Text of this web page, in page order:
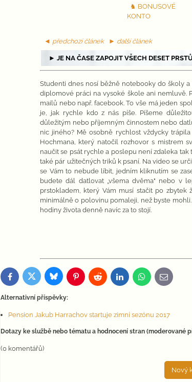
♞ BONUSOVÉ
KONTO
◄ předchozí článek ► další článek
► JE NA ČASE ZAPOJIT VŠECH DESET
Studenti dnes nosí běžně notebooky do školy
diplomové práci na vysoké škole ani nemluvě.
mailů nebo např. facebook. To vše má jeden
je, jak rychle kdo z nás píše. Píšeme
důležitým nebo příjemným činnostem nebo
nic jiného? Mě osobně rychlost vždycky
Hochmana, který natočil rozhovor s mistrem
naučit se psát rychle a poslepu není zdaleka
také pár užitečných triků k psaní. Na video se
se Vám to nebude líbit, jedním kliknutím se
budete dál datlovat „všema dvěma" nebo v
prstokladem, který Vám musí stačit po
minimálně o polovinu pomaleji, než byste
hodiny života denně navíc za to stojí.
FacebookTwitterBlueskyPinterestReddit LinkedInWhatsApp
E-
mail
Alternativní příspěvky:
Pension Jakub Harrachov startuje zimní sezónu 2017
Dotazy ke službě nebo tématu a hodnocení stran (moderované
(0 komentářů)
Nový